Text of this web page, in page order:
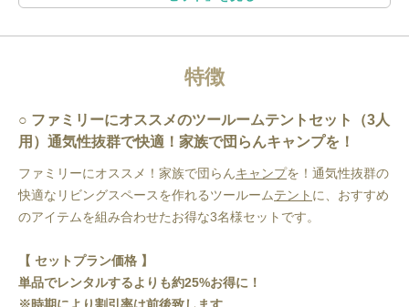
特徴
ファミリーにオススメのツールームテントセット（3人
用）通気性抜群で快適！家族で団らんキャンプを！
ファミリーにオススメ！家族で団らんキャンプを！通気性抜群の
快適なリビングスペースを作れるツールームテント に、おすすめ
のアイテムを組み合わせたお得な3名様セットです。
【 セットプラン価格 】
単品でレンタルするよりも約25%お得に！